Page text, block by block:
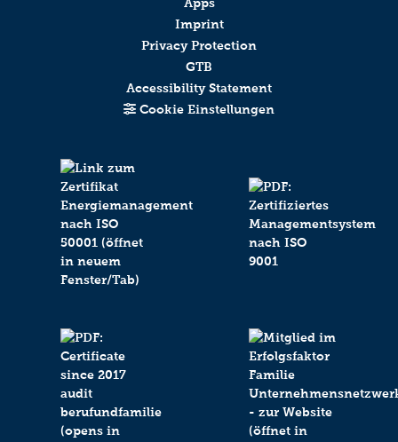
Friendly
Imprint
Privacy Protection
GTB
Accessibility Statement
Cookie Einstellungen